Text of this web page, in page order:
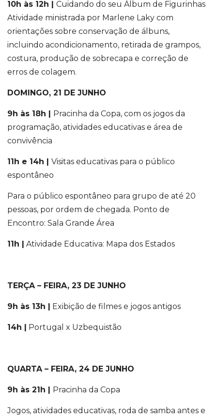
10h às 12h | Cuidando do seu Álbum de Figurinhas
Atividade ministrada por Marlene Laky com
orientações sobre conservação de álbuns,
incluindo acondicionamento, retirada de grampos,
costura, produção de sobrecapa e correção de
erros de colagem.
DOMINGO, 21 DE JUNHO
9h às 18h | Pracinha da Copa, com os jogos da
programação, atividades educativas e área de
convivência
11h e 14h | Visitas educativas para o público
espontâneo
Para o público espontâneo para grupo de até 20
pessoas, por ordem de chegada. Ponto de
Encontro: Sala Grande Área
11h | Atividade Educativa: Mapa dos Estados
TERÇA – FEIRA, 23 DE JUNHO
9h às 13h | Exibição de filmes e jogos antigos
14h | Portugal x Uzbequistão
QUARTA – FEIRA, 24 DE JUNHO
9h às 21h | Pracinha da Copa
Jogos, atividades educativas, roda de samba antes e